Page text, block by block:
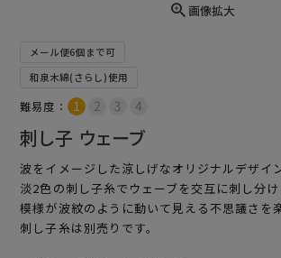
画像拡大
メール便6個まで可
和泉木綿(さらし)使用
難易度：
刺し子 ウェーブ
波をイメージした涼しげなオリジナルデザイ
淡2色の刺し子糸でウェーブを交互に刺し分
模様が波紋のように動いて見える不思議さを楽
刺し子糸は別売りです。